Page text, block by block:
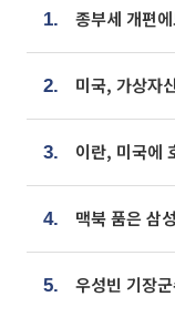
1.
2.
3.
4.
5.